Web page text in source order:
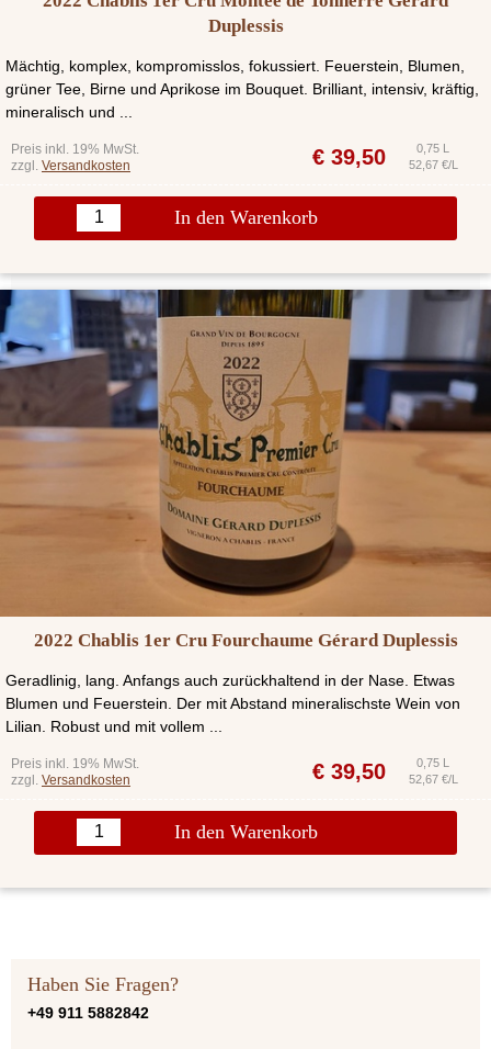
Duplessis
Mächtig, komplex, kompromisslos, fokussiert. Feuerstein, Blumen,
grüner Tee, Birne und Aprikose im Bouquet. Brilliant, intensiv, kräftig,
mineralisch und ...
Preis inkl. 19% MwSt.
zzgl. Versandkosten € 39,50
0,75 L
52,67 €/L
In den Warenkorb
2022 Chablis 1er Cru Fourchaume Gérard Duplessis
Geradlinig, lang. Anfangs auch zurückhaltend in der Nase. Etwas
Blumen und Feuerstein. Der mit Abstand mineralischste Wein von
Lilian. Robust und mit vollem ...
Preis inkl. 19% MwSt.
zzgl. Versandkosten € 39,50
0,75 L
52,67 €/L
In den Warenkorb
Haben Sie Fragen?
+49 911 5882842